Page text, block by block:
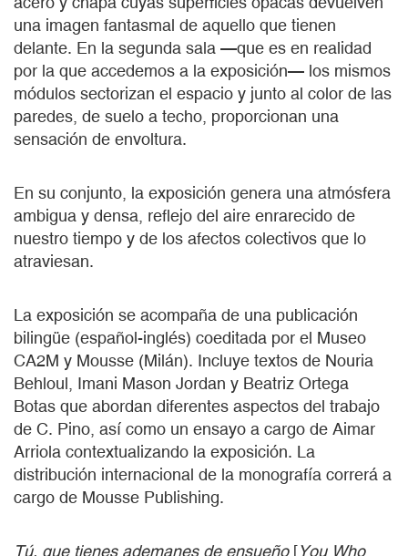
una imagen fantasmal de aquello que tienen
delante. En la segunda sala —que es en realidad
por la que accedemos a la exposición— los mismos
módulos sectorizan el espacio y junto al color de las
paredes, de suelo a techo, proporcionan una
sensación de envoltura.
En su conjunto, la exposición genera una atmósfera
ambigua y densa, reflejo del aire enrarecido de
nuestro tiempo y de los afectos colectivos que lo
atraviesan.
La exposición se acompaña de una publicación
bilingüe (español-inglés) coeditada por el Museo
CA2M y Mousse (Milán). Incluye textos de Nouria
Behloul, Imani Mason Jordan y Beatriz Ortega
Botas que abordan diferentes aspectos del trabajo
de C. Pino, así como un ensayo a cargo de Aimar
Arriola contextualizando la exposición. La
distribución internacional de la monografía correrá a
cargo de Mousse Publishing.
Tú, que tienes ademanes de ensueño[You Who